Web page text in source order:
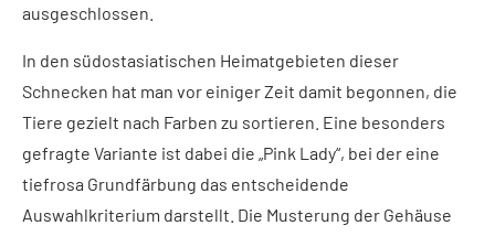
ausgeschlossen.
In den südostasiatischen Heimatgebieten dieser
Schnecken hat man vor einiger Zeit damit begonnen, die
Tiere gezielt nach Farben zu sortieren. Eine besonders
gefragte Variante ist dabei die „Pink Lady“, bei der eine
tiefrosa Grundfärbung das entscheidende
Auswahlkriterium darstellt. Die Musterung der Gehäuse